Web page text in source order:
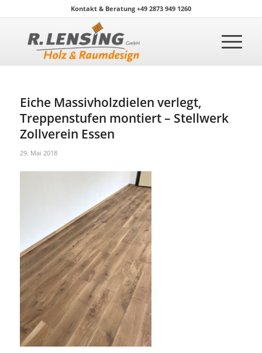
Kontakt & Beratung +49 2873 949 1260
Eiche Massivholzdielen verlegt,
Treppenstufen montiert – Stellwerk
Zollverein Essen
29. Mai 2018